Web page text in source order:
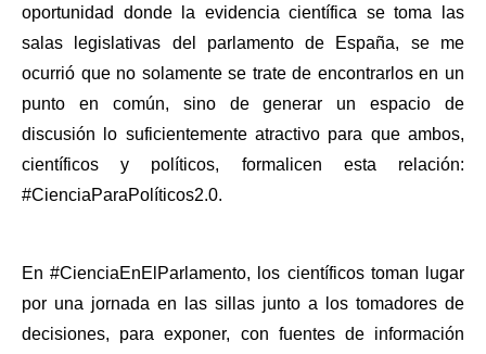
oportunidad donde la evidencia científica se toma las
salas legislativas del parlamento de España, se me
ocurrió que no solamente se trate de encontrarlos en un
punto en común, sino de generar un espacio de
discusión lo suficientemente atractivo para que ambos,
científicos y políticos, formalicen esta relación:
#CienciaParaPolíticos2.0.
En #CienciaEnElParlamento, los científicos toman lugar
por una jornada en las sillas junto a los tomadores de
decisiones, para exponer, con fuentes de información